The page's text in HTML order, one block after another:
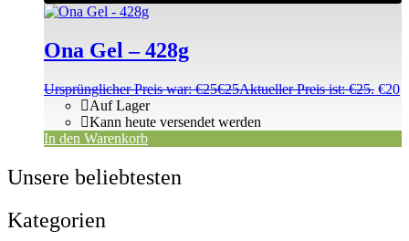
Ona Gel – 428g
Ursprünglicher Preis war: €25€25Aktueller Preis ist: €25. €20
Auf Lager
Kann heute versendet werden
In den Warenkorb
Unsere beliebtesten
Kategorien